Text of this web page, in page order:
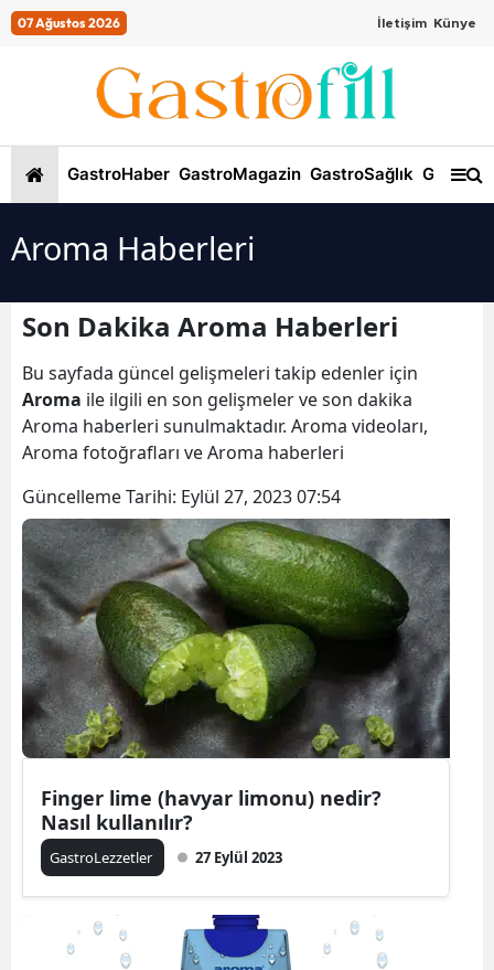
07 Ağustos 2026 İletişim Künye
GastroHaber GastroMagazin GastroSağlık
Aroma Haberleri
Son Dakika Aroma Haberleri
Bu sayfada güncel gelişmeleri takip edenler için
Aroma ile ilgili en son gelişmeler ve son dakika
Aroma haberleri sunulmaktadır. Aroma videoları,
Aroma fotoğrafları ve Aroma haberleri
Güncelleme Tarihi: Eylül 27, 2023 07:54
Finger lime (havyar limonu) nedir?
Nasıl kullanılır?
GastroLezzetler 27 Eylül 2023